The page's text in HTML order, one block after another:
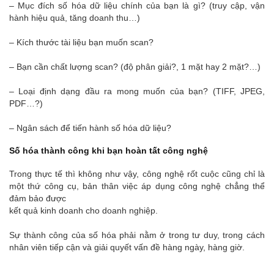
– Mục đích số hóa dữ liệu chính của bạn là gì? (truy cập, vận
hành hiệu quả, tăng doanh thu…)
– Kích thước tài liệu bạn muốn scan?
– Bạn cần chất lượng scan? (độ phân giải?, 1 mặt hay 2 mặt?…)
– Loại định dạng đầu ra mong muốn của bạn? (TIFF, JPEG,
PDF…?)
– Ngân sách để tiến hành số hóa dữ liệu?
Số hóa thành công khi bạn hoàn tất công nghệ
Trong thực tế thì không như vậy, công nghệ rốt cuộc cũng chỉ là
một thứ công cụ, bản thân việc áp dụng công nghệ chẳng thể
đảm bảo được
kết quả kinh doanh cho doanh nghiệp.
Sự thành công của số hóa phải nằm ở trong tư duy, trong cách
nhân viên tiếp cận và giải quyết vấn đề hàng ngày, hàng giờ.